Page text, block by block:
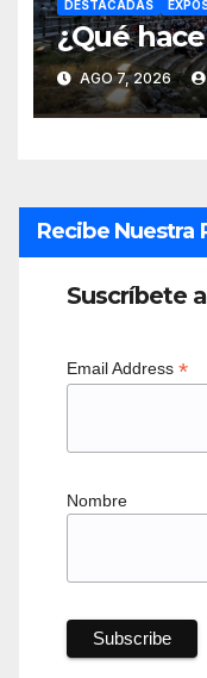
DESTACADAS
¿Qué
AGO 7, 2026
Recibe Nuestra
Suscríbete
Email Address *
Nombre